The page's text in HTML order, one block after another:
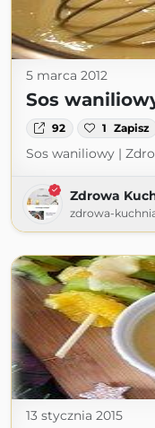
5 marca 2012
Sos
92 1 Zapisz
Sos waniliowy |
Zdrowa
zdrowa-
13 stycznia 2015